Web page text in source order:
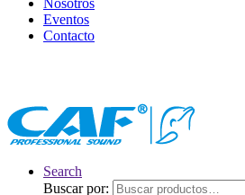
Eventos
Contacto
Search
Buscar por: